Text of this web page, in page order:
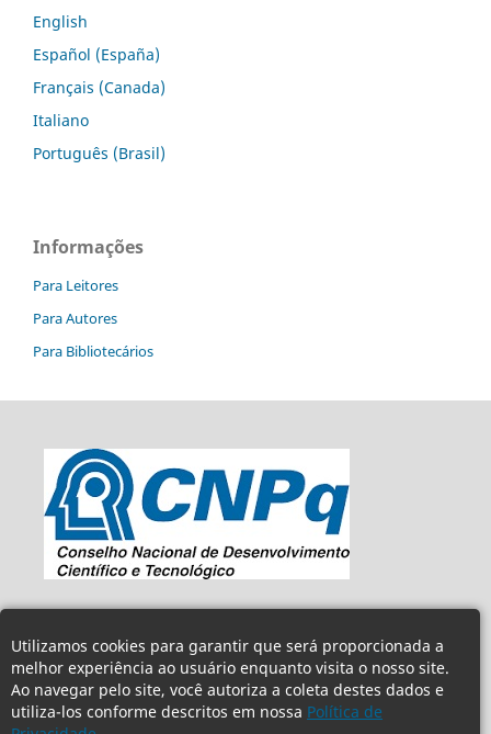
Utilizamos cookies para garantir que será proporcionada a
melhor experiência ao usuário enquanto visita o nosso site.
Ao navegar pelo site, você autoriza a coleta destes dados e
utiliza-los conforme descritos em nossa Política de
English
Español (España)
Français (Canada)
Italiano
Português (Brasil)
Informações
Para Leitores
Para Autores
Para Bibliotecários